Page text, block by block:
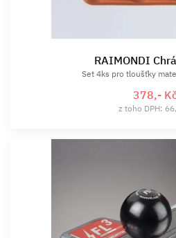
RAIMONDI
Set 4ks pro tloušťky
378,-
z toho DPH: